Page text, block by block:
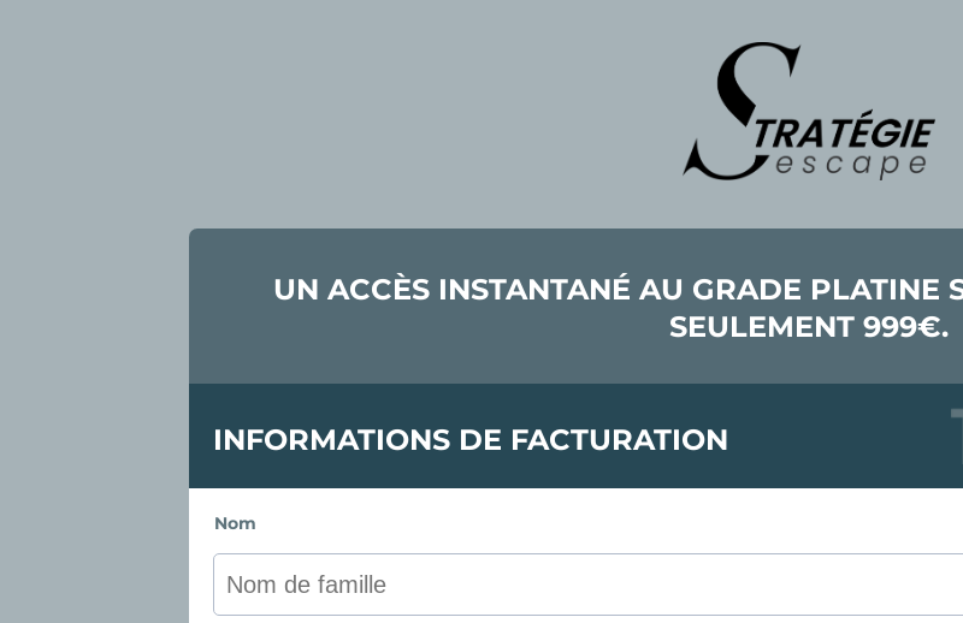
UN ACCÈS INSTANTANÉ AU GRADE PLATINE
SEULEMENT 999€.
INFORMATIONS DE FACTURATION
Nom